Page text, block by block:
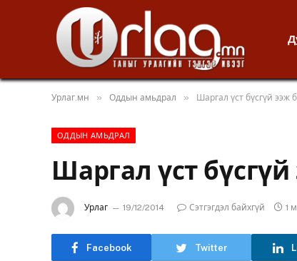
Урлаг.мн » Оддын амьдрал » Шаргал үст бүсгүй ээж
ОДДЫН АМЬДРАЛ
Шаргал үст
Урлаг 19/12/2014 Сэтгэгдэл байхгүй 1
Facebook Twitter